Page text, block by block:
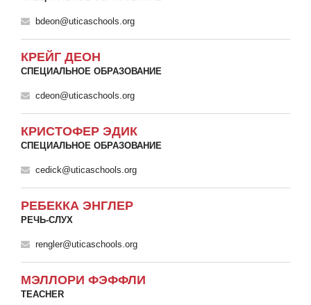
bdeon@uticaschools.org
КРЕЙГ ДЕОН
СПЕЦИАЛЬНОЕ ОБРАЗОВАНИЕ
cdeon@uticaschools.org
КРИСТОФЕР ЭДИК
СПЕЦИАЛЬНОЕ ОБРАЗОВАНИЕ
cedick@uticaschools.org
РЕБЕККА ЭНГЛЕР
РЕЧЬ-СЛУХ
rengler@uticaschools.org
МЭЛЛОРИ ФЭФФЛИ
TEACHER